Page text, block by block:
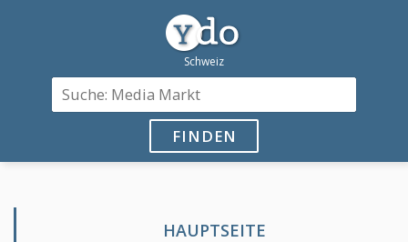
FINDEN
HAUPTSEITE